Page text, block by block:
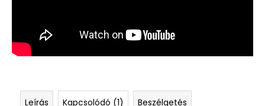
Leírás Kapcsolódó (1) Beszélgetés